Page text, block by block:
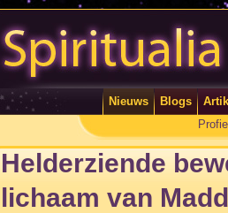
Nieuws Blogs
Profiel
Helderziende
lichaam van